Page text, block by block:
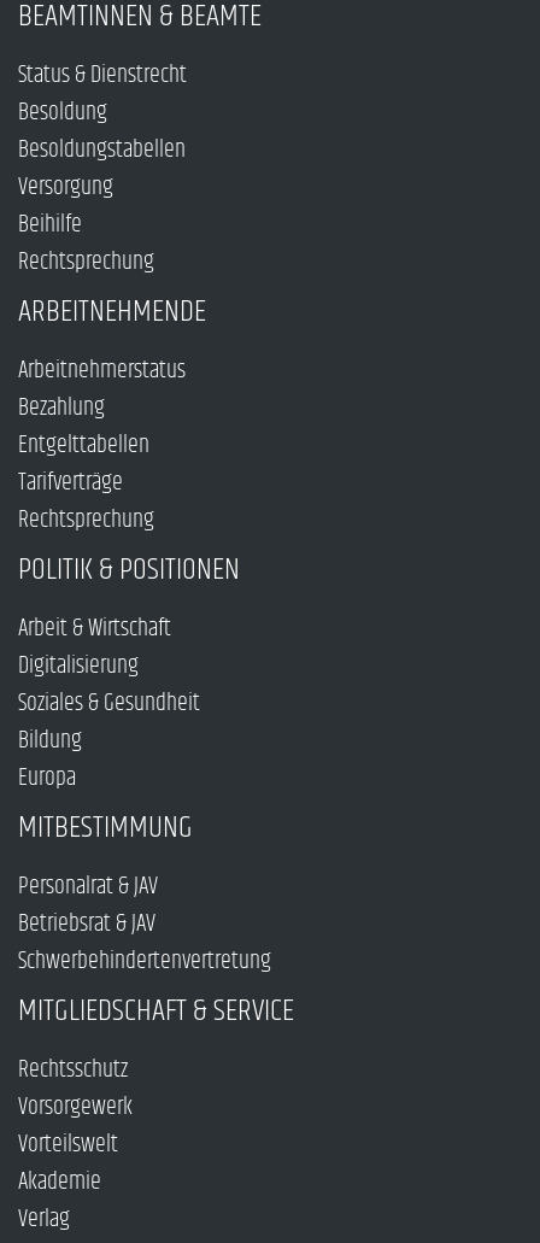
BEAMTINNEN & BEAMTE
Status & Dienstrecht
Besoldung
Besoldungstabellen
Versorgung
Beihilfe
Rechtsprechung
ARBEITNEHMENDE
Arbeitnehmerstatus
Bezahlung
Entgelttabellen
Tarifverträge
Rechtsprechung
POLITIK & POSITIONEN
Arbeit & Wirtschaft
Digitalisierung
Soziales & Gesundheit
Bildung
Europa
MITBESTIMMUNG
Personalrat & JAV
Betriebsrat & JAV
Schwerbehindertenvertretung
MITGLIEDSCHAFT & SERVICE
Rechtsschutz
Vorsorgewerk
Vorteilswelt
Akademie
Verlag